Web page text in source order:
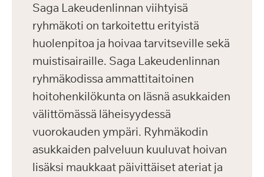
Saga Lakeudenlinnan viihtyisä
ryhmäkoti on tarkoitettu erityistä
huolenpitoa ja hoivaa tarvitseville sekä
muistisairaille. Saga Lakeudenlinnan
ryhmäkodissa ammattitaitoinen
hoitohenkilökunta on läsnä asukkaiden
välittömässä läheisyydessä
vuorokauden ympäri. Ryhmäkodin
asukkaiden palveluun kuuluvat hoivan
lisäksi maukkaat päivittäiset ateriat ja